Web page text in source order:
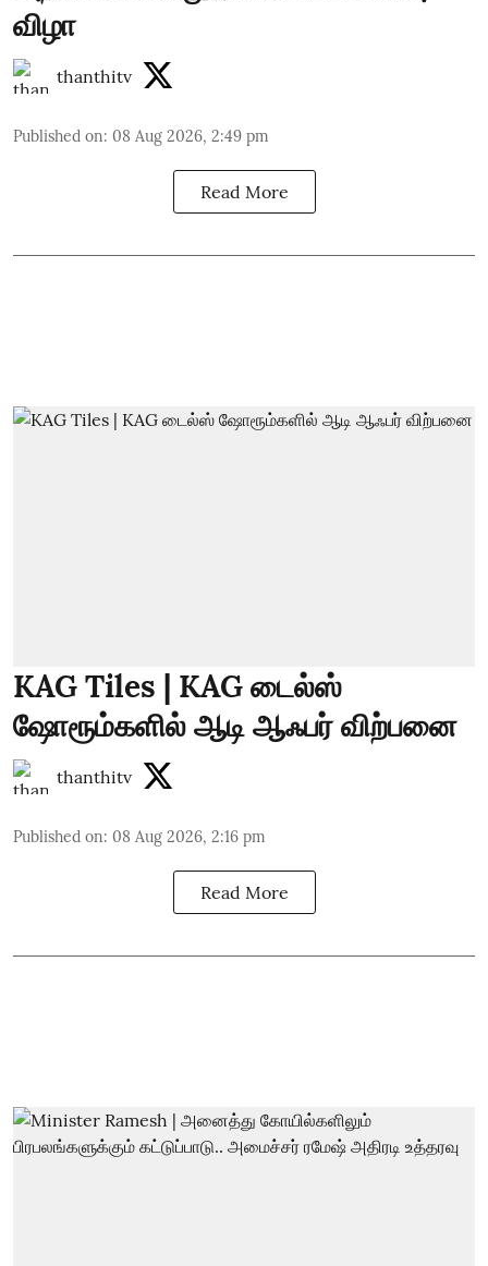
விழா
thanthitv
Published on: 08 Aug 2026, 2:49 pm
Read More
KAG Tiles | KAG டைல்ஸ்
ஷோரூம்களில் ஆடி ஆஃபர் விற்பனை
thanthitv
Published on: 08 Aug 2026, 2:16 pm
Read More